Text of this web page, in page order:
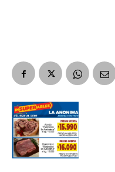
Suscribirme